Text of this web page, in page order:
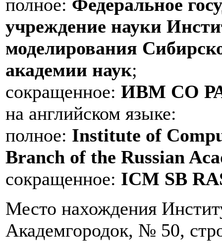
полное: Федеральное
учреждение науки
моделирования
академии наук;
сокращенное: ИВМ СО
на английском языке:
полное: Institute of
Branch of the Russian
сокращенное: ICM SB
Место нахождения
Академгородок, № 50,